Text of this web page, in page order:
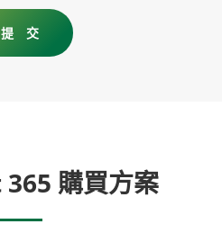
購買方案